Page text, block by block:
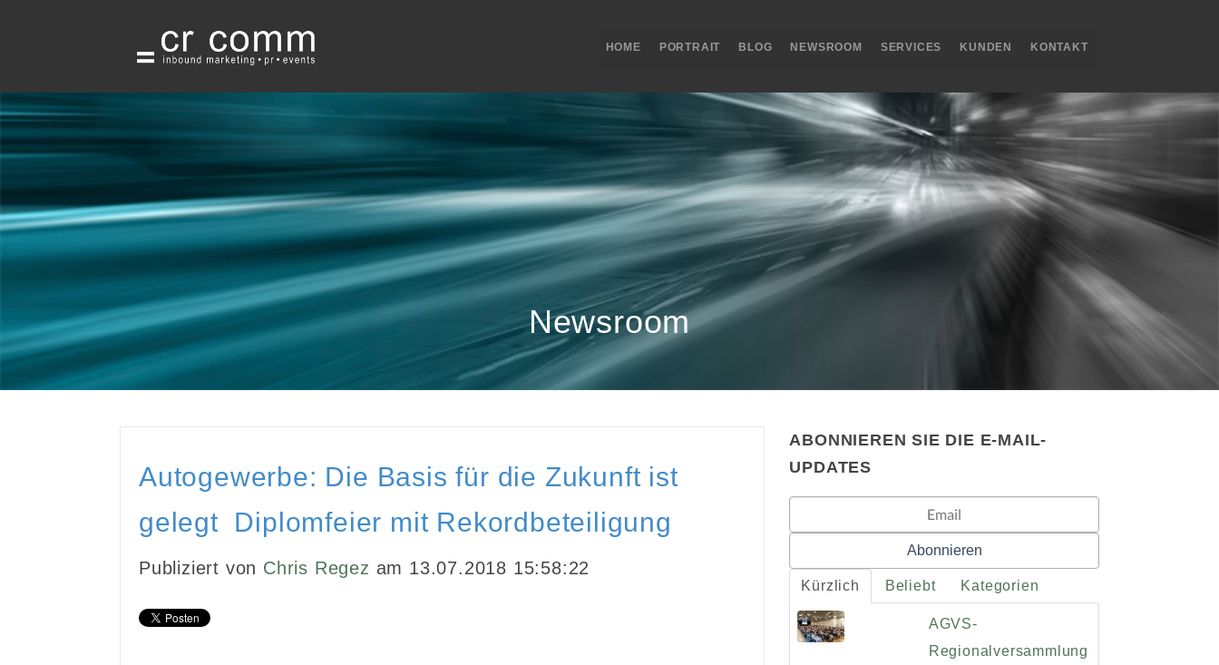
HOME PORTRAIT BLOG NEWSROOM SERVICES KUNDEN KONTAKT
Newsroom
Autogewerbe: Die Basis für die Zukunft ist
gelegt Diplomfeier mit Rekordbeteiligung
Publiziert von Chris Regez am 13.07.2018 15:58:22
ABONNIEREN SIE DIE E-MAIL-
UPDATES
Kürzlich Beliebt Kategorien
AGVS-
Regionalversammlung